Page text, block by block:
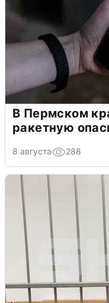
В Пермском
ракетную
8 августа 288